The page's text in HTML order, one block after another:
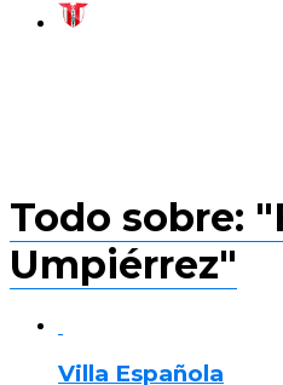
Todo sobre:
Umpiérrez"
Villa Española